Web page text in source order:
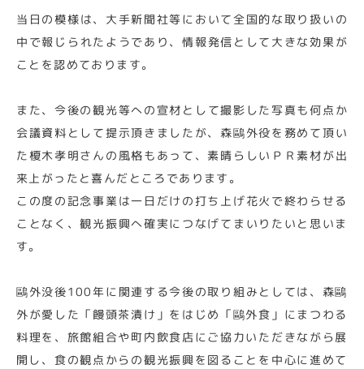
当日の模様は、大手新聞社等において全国的な取り扱いの
中で報じられたようであり、情報発信として大きな効果が
ことを認めております。
また、今後の観光等への宣材として撮影した写真も何点か
会議資料として提示頂きましたが、森鷗外役を務めて頂い
た榎木孝明さんの風格もあって、素晴らしいＰＲ素材が出
来上がったと喜んだところであります。
この度の記念事業は一日だけの打ち上げ花火で終わらせる
ことなく、観光振興へ確実につなげてまいりたいと思いま
す。
鷗外没後100年に関連する今後の取り組みとしては、森鷗
外が愛した「饅頭茶漬け」をはじめ「鷗外食」にまつわる
料理を、旅館組合や町内飲食店にご協力いただきながら展
開し、食の観点からの観光振興を図ることを中心に進めて